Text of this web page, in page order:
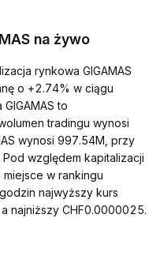
na żywo
rynkowa GIGAMAS
o +2.74% w ciągu
to
tradingu wynosi
wynosi 997.54M, przy
względem kapitalizacji
w rankingu
najwyższy kurs
najniższy CHF0.0000025.